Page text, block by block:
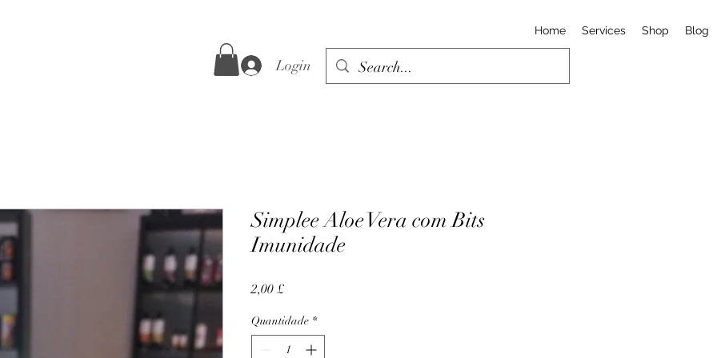
Home Services Shop Blog
Login
Simplee Aloe Vera com Bits
Imunidade
2,00 £Preço
Quantidade *